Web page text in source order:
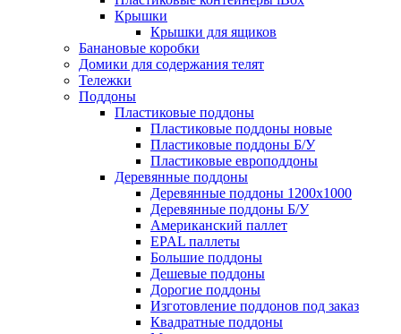
Крышки
Крышки для ящиков
Банановые коробки
Домики для содержания телят
Тележки
Поддоны
Пластиковые поддоны
Пластиковые поддоны новые
Пластиковые поддоны Б/У
Пластиковые европоддоны
Деревянные поддоны
Деревянные поддоны 1200х1000
Деревянные поддоны Б/У
Американский паллет
EPAL паллеты
Большие поддоны
Дешевые поддоны
Дорогие поддоны
Изготовление поддонов под заказ
Квадратные поддоны